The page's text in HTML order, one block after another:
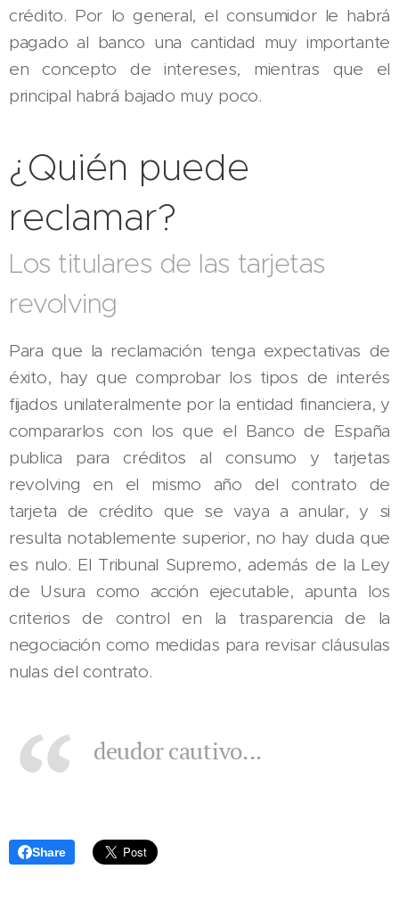
crédito. Por lo general, el consumidor le habrá
pagado al banco una cantidad muy importante
en concepto de intereses, mientras que el
principal habrá bajado muy poco.
¿Quién puede
reclamar?
Los titulares de las tarjetas
revolving
Para que la reclamación tenga expectativas de
éxito, hay que comprobar los tipos de interés
fijados unilateralmente por la entidad financiera, y
compararlos con los que el Banco de España
publica para créditos al consumo y tarjetas
revolving en el mismo año del contrato de
tarjeta de crédito que se vaya a anular, y si
resulta notablemente superior, no hay duda que
es nulo. El Tribunal Supremo, además de la Ley
de Usura como acción ejecutable, apunta los
criterios de control en la trasparencia de la
negociación como medidas para revisar cláusulas
nulas del contrato.
deudor cautivo...
Share